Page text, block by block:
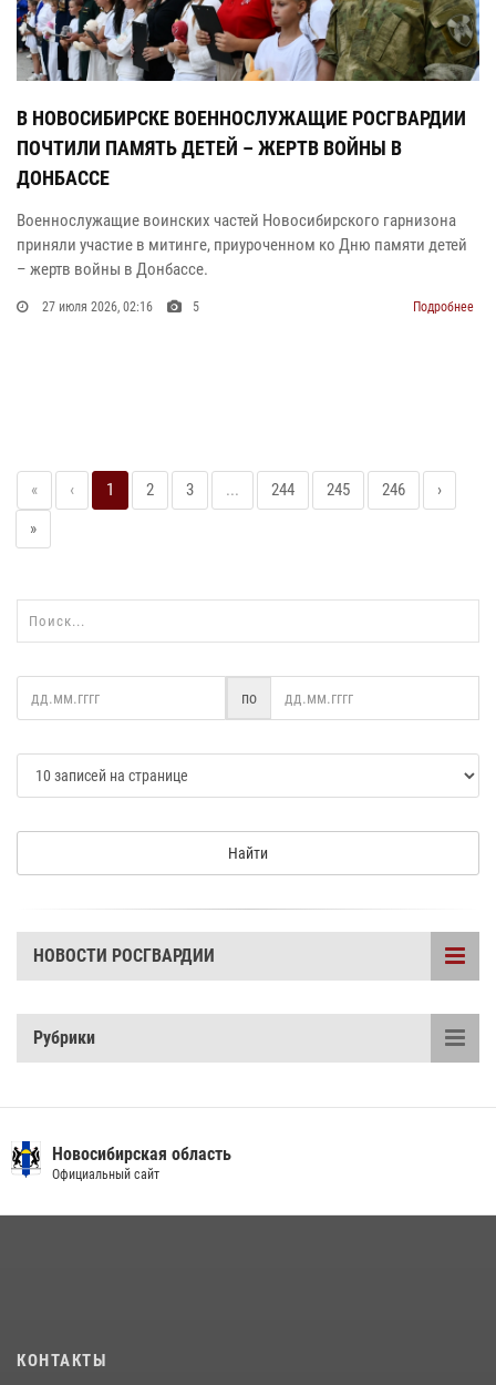
В НОВОСИБИРСКЕ ВОЕННОСЛУЖАЩИЕ РОСГВАРДИИ
ПОЧТИЛИ ПАМЯТЬ ДЕТЕЙ – ЖЕРТВ ВОЙНЫ В
ДОНБАССЕ
Военнослужащие воинских частей Новосибирского гарнизона
приняли участие в митинге, приуроченном ко Дню памяти детей
– жертв войны в Донбассе.
27 июля 2026, 02:16 5 Подробнее
« ‹ 1 2 3 ... 244 245 246
›
»
по
Найти
НОВОСТИ РОСГВАРДИИ
Рубрики
Новосибирская область
Официальный сайт
КОНТАКТЫ